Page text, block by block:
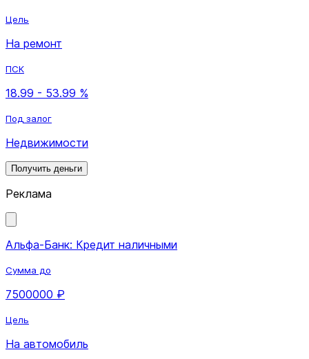
Цель
На ремонт
ПСК
18.99 - 53.99 %
Под залог
Недвижимости
Получить деньги
Реклама
Альфа-Банк: Кредит наличными
Сумма до
7500000 ₽
Цель
На автомобиль